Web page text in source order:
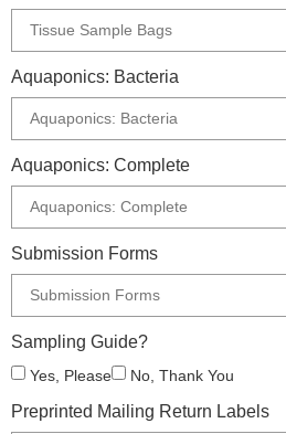
Aquaponics: Bacteria
Aquaponics: Complete
Submission Forms
Sampling Guide?
Yes, Please No, Thank You
Preprinted Mailing Return Labels